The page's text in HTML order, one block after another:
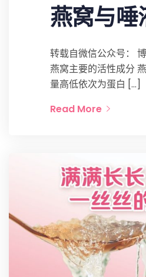
燕窝与唾
转载自微信公众号：
燕窝主要的活性成分
量高低依次为蛋白 […]
Read More